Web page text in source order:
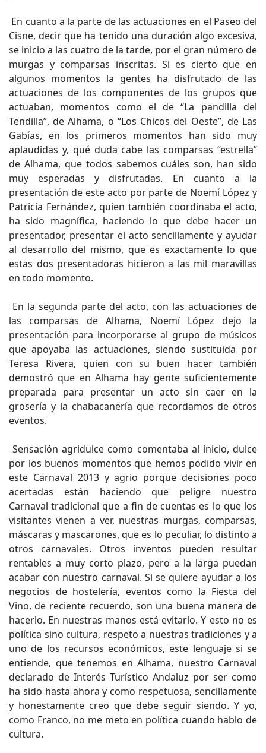
En cuanto a la parte de las actuaciones en el Paseo del
Cisne, decir que ha tenido una duración algo excesiva,
se inicio a las cuatro de la tarde, por el gran número de
murgas y comparsas inscritas. Si es cierto que en
algunos momentos la gentes ha disfrutado de las
actuaciones de los componentes de los grupos que
actuaban, momentos como el de “La pandilla del
Tendilla”, de Alhama, o “Los Chicos del Oeste”, de Las
Gabías, en los primeros momentos han sido muy
aplaudidas y, qué duda cabe las comparsas “estrella”
de Alhama, que todos sabemos cuáles son, han sido
muy esperadas y disfrutadas. En cuanto a la
presentación de este acto por parte de Noemí López y
Patricia Fernández, quien también coordinaba el acto,
ha sido magnífica, haciendo lo que debe hacer un
presentador, presentar el acto sencillamente y ayudar
al desarrollo del mismo, que es exactamente lo que
estas dos presentadoras hicieron a las mil maravillas
en todo momento.
En la segunda parte del acto, con las actuaciones de
las comparsas de Alhama, Noemí López dejo la
presentación para incorporarse al grupo de músicos
que apoyaba las actuaciones, siendo sustituida por
Teresa Rivera, quien con su buen hacer también
demostró que en Alhama hay gente suficientemente
preparada para presentar un acto sin caer en la
grosería y la chabacanería que recordamos de otros
eventos.
Sensación agridulce como comentaba al inicio, dulce
por los buenos momentos que hemos podido vivir en
este Carnaval 2013 y agrio porque decisiones poco
acertadas están haciendo que peligre nuestro
Carnaval tradicional que a fin de cuentas es lo que los
visitantes vienen a ver, nuestras murgas, comparsas,
máscaras y mascarones, que es lo peculiar, lo distinto a
otros carnavales. Otros inventos pueden resultar
rentables a muy corto plazo, pero a la larga puedan
acabar con nuestro carnaval. Si se quiere ayudar a los
negocios de hostelería, eventos como la Fiesta del
Vino, de reciente recuerdo, son una buena manera de
hacerlo. En nuestras manos está evitarlo. Y esto no es
política sino cultura, respeto a nuestras tradiciones y a
uno de los recursos económicos, este lenguaje si se
entiende, que tenemos en Alhama, nuestro Carnaval
declarado de Interés Turístico Andaluz por ser como
ha sido hasta ahora y como respetuosa, sencillamente
y honestamente creo que debe seguir siendo. Y yo,
como Franco, no me meto en política cuando hablo de
cultura.